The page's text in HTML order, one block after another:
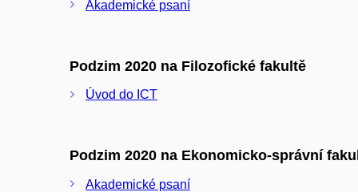
Akademické psaní
Podzim 2020 na Filozofické fakultě
Úvod do ICT
Podzim 2020 na Ekonomicko-správní
Akademické psaní